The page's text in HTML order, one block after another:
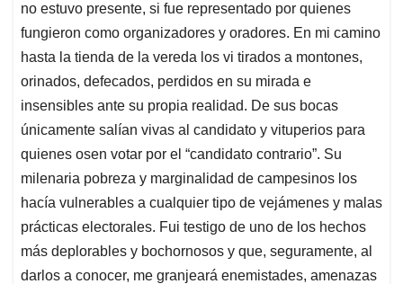
no estuvo presente, si fue representado por quienes
fungieron como organizadores y oradores. En mi camino
hasta la tienda de la vereda los vi tirados a montones,
orinados, defecados, perdidos en su mirada e
insensibles ante su propia realidad. De sus bocas
únicamente salían vivas al candidato y vituperios para
quienes osen votar por el “candidato contrario”. Su
milenaria pobreza y marginalidad de campesinos los
hacía vulnerables a cualquier tipo de vejámenes y malas
prácticas electorales. Fui testigo de uno de los hechos
más deplorables y bochornosos y que, seguramente, al
darlos a conocer, me granjeará enemistades, amenazas